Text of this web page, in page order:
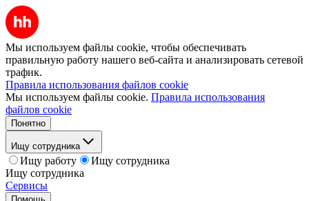
Мы используем файлы cookie, чтобы обеспечивать
правильную работу нашего веб-сайта и анализировать сетевой
трафик.
Правила использования файлов cookie
Мы используем файлы cookie. Правила использования
файлов cookie
Понятно
Ищу сотрудника
Ищу работу
Ищу сотрудника
Ищу сотрудника
Сервисы